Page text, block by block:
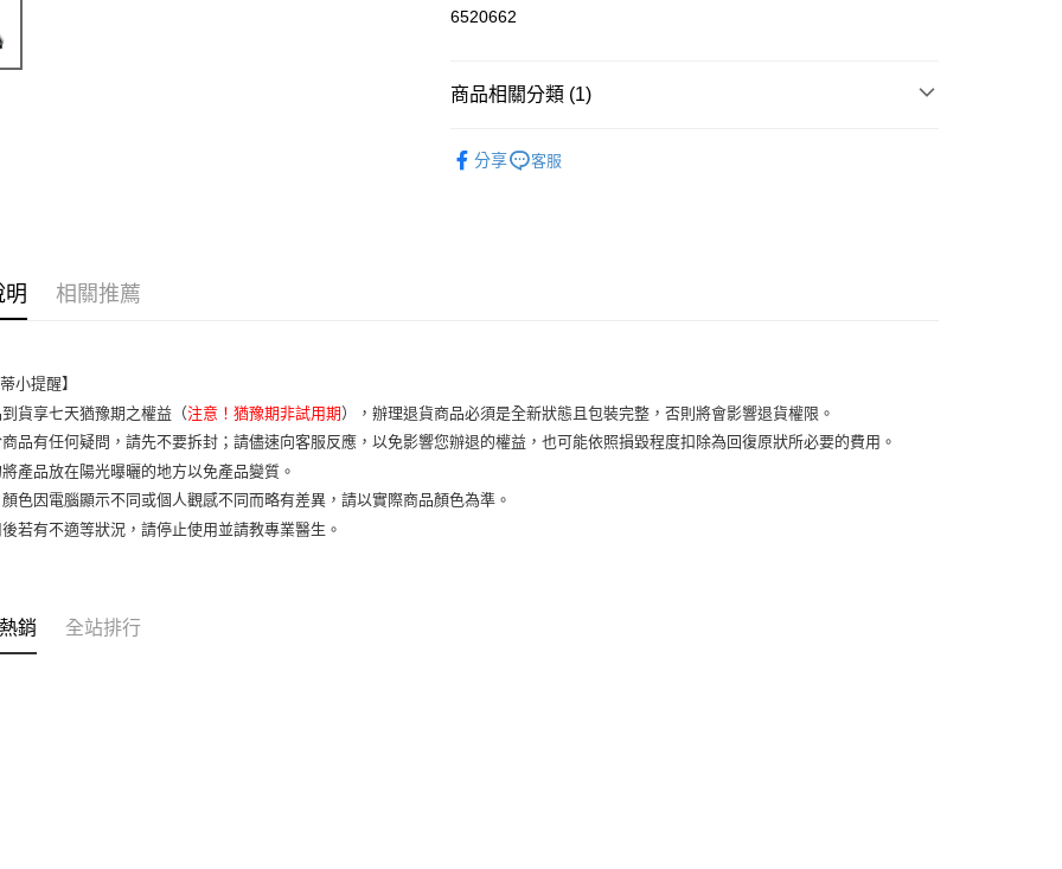
ATM付款
宅配
6520662
商品相關分類 (1)
分享
客服
明 相關推薦
小提醒】
貨享七天猶豫期之權益（注意！猶豫期非試用期），辦理退貨商品必須是全新狀態且包裝完整，否則將會影響退貨權限。
品有任何疑問，請先不要拆封；請儘速向客服反應，以免影響您辦退的權益，也可能依照損毀程度扣除為回復原狀所必要的費用。
產品放在陽光曝曬的地方以免產品變質。
色因電腦顯示不同或個人觀感不同而略有差異，請以實際商品顏色為準。
若有不適等狀況，請停止使用並請教專業醫生。
銷 全站排行